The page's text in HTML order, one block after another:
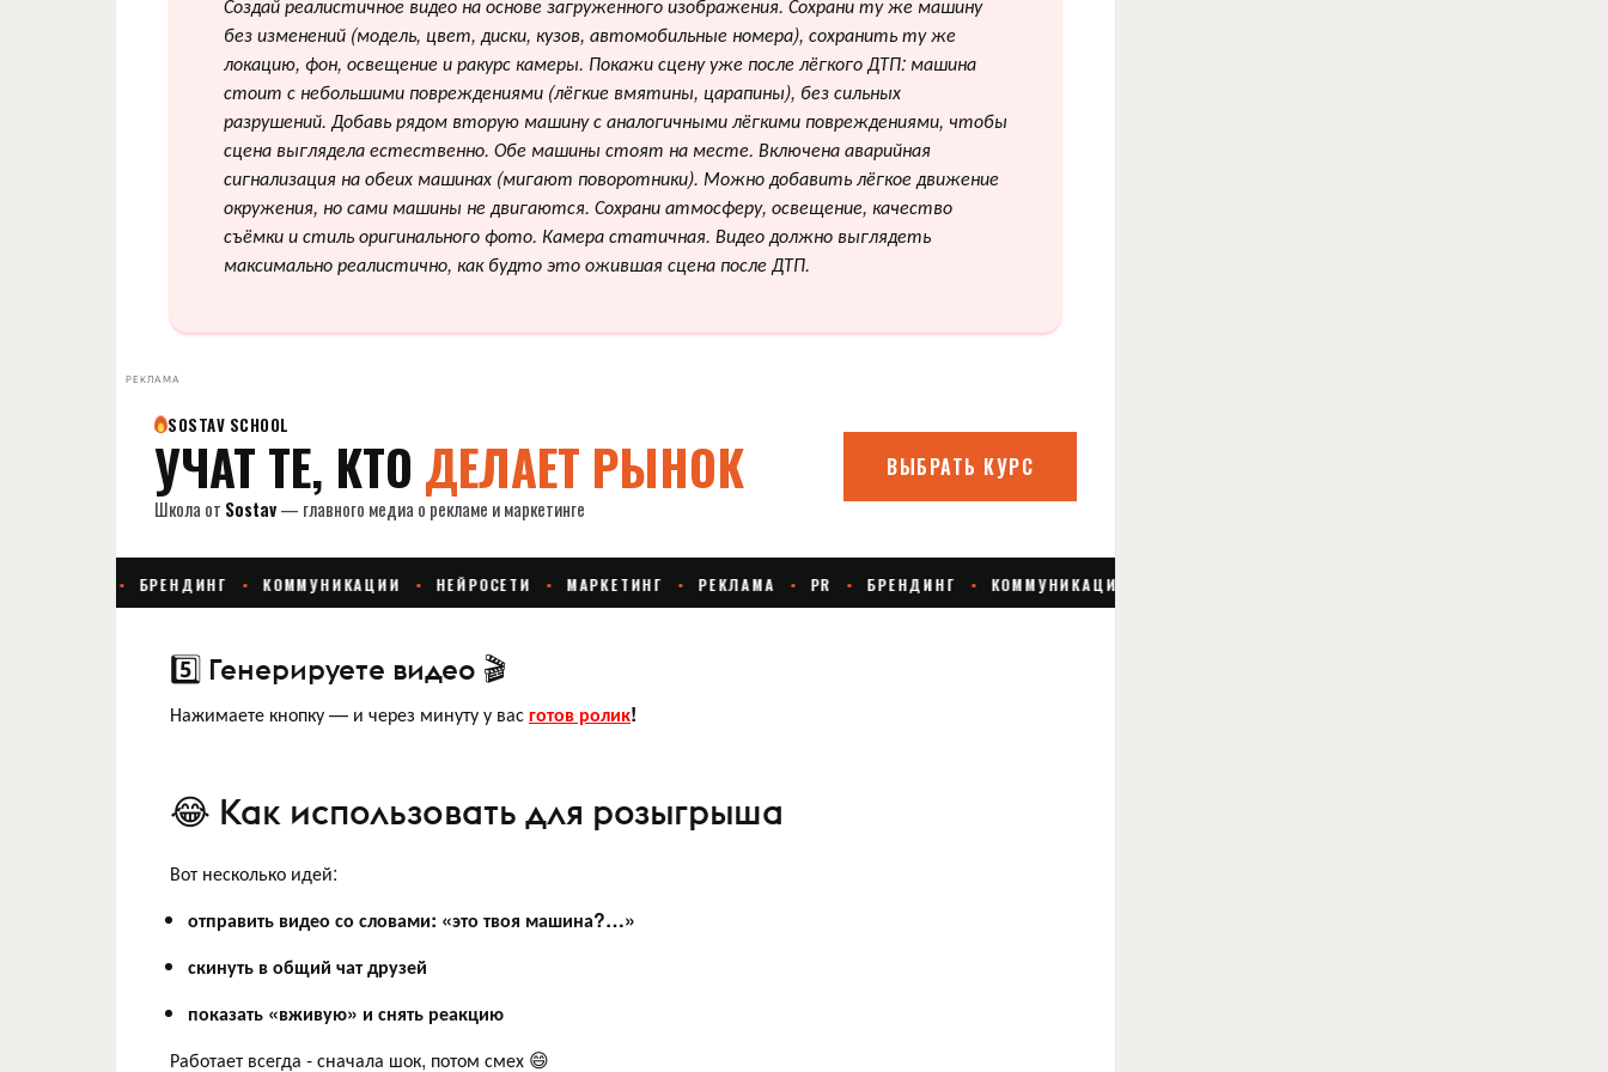
без изменений (модель, цвет, диски, кузов, автомобильные номера), сохранить ту же
локацию, фон, освещение и ракурс камеры. Покажи сцену уже после лёгкого ДТП: машина
стоит с небольшими повреждениями (лёгкие вмятины, царапины), без сильных
разрушений. Добавь рядом вторую машину с аналогичными лёгкими повреждениями, чтобы
сцена выглядела естественно. Обе машины стоят на месте. Включена аварийная
сигнализация на обеих машинах (мигают поворотники). Можно добавить лёгкое движение
окружения, но сами машины не двигаются. Сохрани атмосферу, освещение, качество
съёмки и стиль оригинального фото. Камера статичная. Видео должно выглядеть
максимально реалистично, как будто это ожившая сцена после ДТП.
РЕКЛАМА
5️⃣ Генерируете видео 🎬
Нажимаете кнопку — и через минуту у васготов ролик!
😂 Как использовать для розыгрыша
Вот несколько идей:
отправить видео со словами: «это твоя машина?…»
скинуть в общий чат друзей
показать «вживую» и снять реакцию
Работает всегда - сначала шок, потом смех 😄